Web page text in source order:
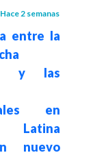
Hace 2 semanas
entre la
y las
en
Latina
nuevo